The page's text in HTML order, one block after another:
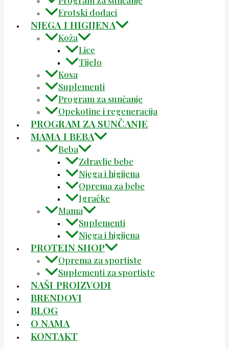
Erotski dodaci
NJEGA I HIGIJENA
Koža
Lice
Tijelo
Kosa
Suplementi
Program za sunčanje
Opekotine i regeneracija
PROGRAM ZA SUNČANJE
MAMA I BEBA
Beba
Zdravlje bebe
Njega i higijena
Oprema za bebe
Igračke
Mama
Suplementi
Njega i higijena
PROTEIN SHOP
Oprema za sportiste
Suplementi za sportiste
NAŠI PROIZVODI
BRENDOVI
BLOG
O NAMA
KONTAKT